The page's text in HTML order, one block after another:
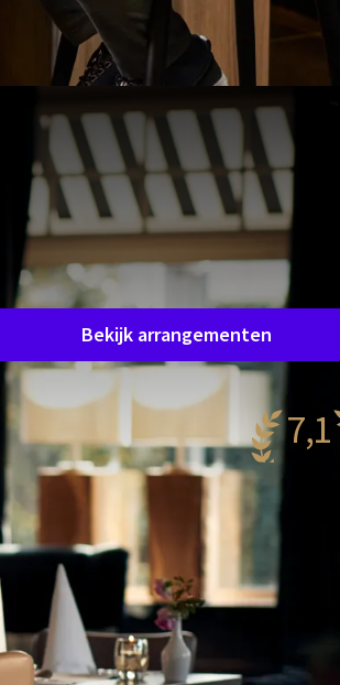
Helaas, dit arrangement is afgelopen.
Het arrangement waar u in geïnteresseerd bent
is helaas niet meer beschikbaar. Gelukkig zijn er
voldoende andere arrangementen!
Bekijk arrangementen
7,1
reviews